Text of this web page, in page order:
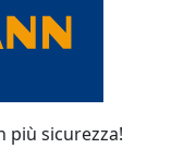
più sicurezza!